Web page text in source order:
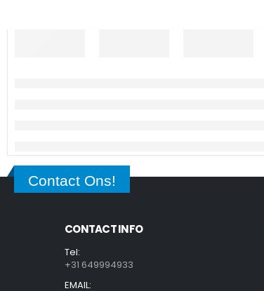
Contact Ons!
CONTACT INFO
Tel:
+31 649994933
EMAIL: